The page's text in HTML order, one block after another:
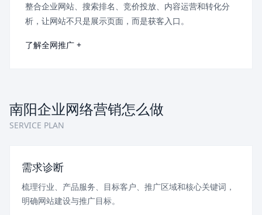
整合企业网站、搜索排名、竞价投放、内容运营和转化分
析，让网站不只是展示页面，而是获客入口。
了解全网推广 +
南阳企业网络营销怎么做
SERVICE PLAN
需求诊断
梳理行业、产品服务、目标客户、推广区域和核心关键词，
明确网站建设与推广目标。